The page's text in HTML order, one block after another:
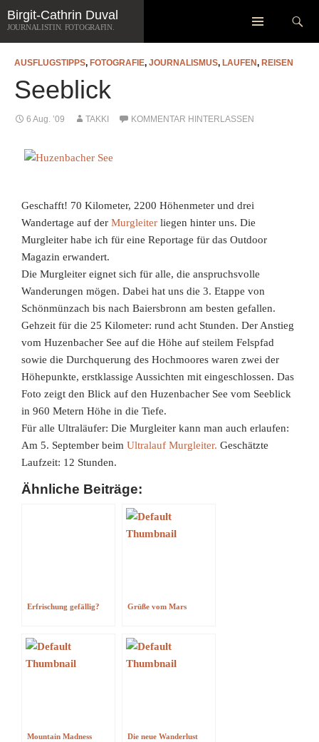
Zum
Inhalt
springen
Suchen
AUSFLUGSTIPPS, FOTOGRAFIE, JOURNALISMUS, LAUFEN, REISEN
Seeblick
6 Aug. ’09 TAKKI KOMMENTAR HINTERLASSEN
Geschafft! 70 Kilometer, 2200 Höhenmeter und drei
Wandertage auf derMurgleiter liegen hinter uns. Die
Murgleiter habe ich für eine Reportage für das Outdoor
Magazin erwandert.
Die Murgleiter eignet sich für alle, die anspruchsvolle
Wanderungen mögen. Dabei hat uns die 3. Etappevon
Schönmünzach bis nach Baiersbronn am besten gefallen.
Gehzeit für die 25 Kilometer: rund acht Stunden. Der Anstieg
vom Huzenbacher See auf die Höhe auf steilem Felspfad
sowie die Durchquerung des Hochmoores waren zwei der
Höhepunkte, erstklassige Aussichten mit eingeschlossen. Das
Foto zeigt den Blick auf den Huzenbacher See vom Seeblick
in 960 Metern Höhe in die Tiefe.
Für alle Ultraläufer: Die Murgleiter kann man auch erlaufen:
Am 5. September beimUltralauf Murgleiter. Geschätzte
Laufzeit: 12 Stunden.
Ähnliche Beiträge:
Erfrischung gefällig? Grüße vom Mars
Mountain Madness Die neue Wanderlust
Birgit-Cathrin Duval
JOURNALISTIN. FOTOGRAFIN.